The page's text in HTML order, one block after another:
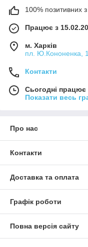
100% позитивних з
Працює з
м. Харків
пл. Ю.Кононенка,
Контакти
Сьогодні працює
Показати весь
Про нас
Контакти
Доставка та оплата
Графік роботи
Повна версія сайту